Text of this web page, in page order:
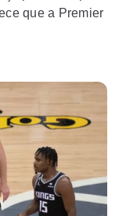
que a Premier